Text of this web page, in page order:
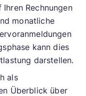
Ihren Rechnungen
monatliche
kann dies
darstellen.
als
Überblick über